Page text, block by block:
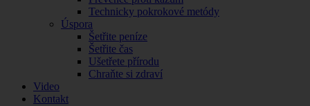
Technicky pokrokové metódy
Úspora
Šetřite peníze
Šetřite čas
Ušetřete přírodu
Chraňte si zdraví
Video
Kontakt